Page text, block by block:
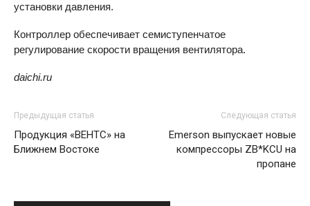
установки давления.
Контроллер обеспечивает семиступенчатое
регулирование скорости вращения вентилятора.
daichi.ru
Предыдущая статья
Продукция «ВЕНТС» на
Ближнем Востоке
Следующая статья
Emerson выпускает новые
компрессоры ZB*KCU на
пропане